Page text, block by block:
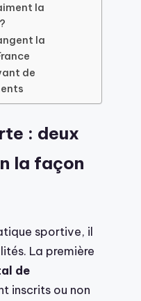
la
la
de
: deux
la façon
sportive, il
La première
de
inscrits ou non